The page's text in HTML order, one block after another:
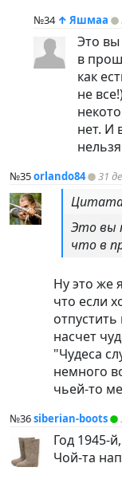
№34 ↑ Яшмаа
Это
в
как
не
нет. И
№35orlando84 31
Это вы
что в
Ну это же
что если
насчет
"Чудеса
немного
чьей-то
№36siberian-boots
Год 1945-
Чой-та